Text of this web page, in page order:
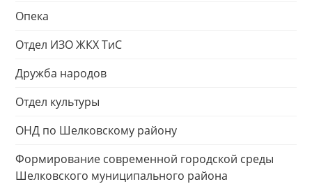
Опека
Отдел ИЗО ЖКХ ТиС
Дружба народов
Отдел культуры
ОНД по Шелковскому району
Формирование современной городской среды
Шелковского муниципального района